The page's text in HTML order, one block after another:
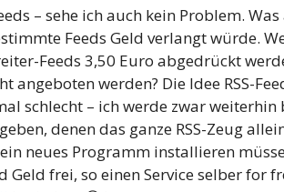
– sehe ich auch kein Problem.
Feeds Geld verlangt würde.
Feeds 3,50 Euro abgedrückt
angeboten werden? Die Idee RSS-
schlecht – ich werde zwar
denen das ganze RSS-Zeug
neues Programm installieren
Geld frei, so einen Service selber for